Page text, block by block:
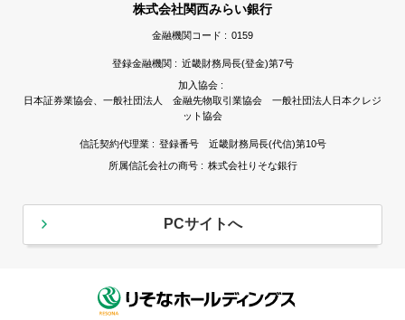
株式会社関西みらい銀行
金融機関コード : 0159
登録金融機関 : 近畿財務局長(登金)第7号
加入協会 :
日本証券業協会、一般社団法人 金融先物取引業協会 一般社団法人日本クレジ
ット協会
信託契約代理業 : 登録番号 近畿財務局長(代信)第10号
所属信託会社の商号 : 株式会社りそな銀行
PCサイトへ